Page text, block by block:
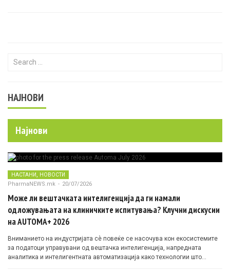
Search for:
НАЈНОВИ
Најнови
НАСТАНИ НОВОСТИ
PharmaNEWS.mk - 20/07/2026
Може ли вештачката интелигенција да ги намали
одложувањата на клиничките испитувања? Клучни дискусии
на AUTOMA+ 2026
Вниманието на индустријата сè повеќе се насочува кон екосистемите
за податоци управувани од вештачка интелигенција, напредната
аналитика и интелигентната автоматизација како технологии што